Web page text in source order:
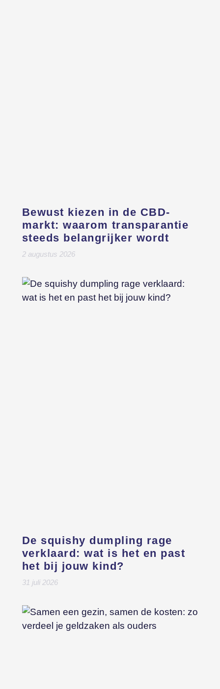
Bewust kiezen in de CBD-
markt: waarom transparantie
steeds belangrijker wordt
2 augustus 2026
De squishy dumpling rage
verklaard: wat is het en past
het bij jouw kind?
31 juli 2026